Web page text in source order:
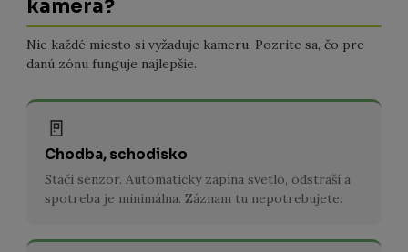
kamera?
Nie každé miesto si vyžaduje kameru. Pozrite sa, čo pre
danú zónu funguje najlepšie.
🚪
Chodba, schodisko
Stačí senzor. Automaticky zapína svetlo, odstraší a
spotreba je minimálna. Záznam tu nepotrebujete.